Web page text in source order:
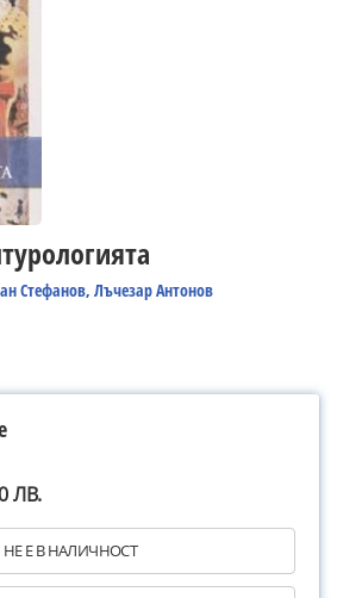
Стефанов, Лъчезар Антонов
ЛВ.
НЕ Е В НАЛИЧНОСТ